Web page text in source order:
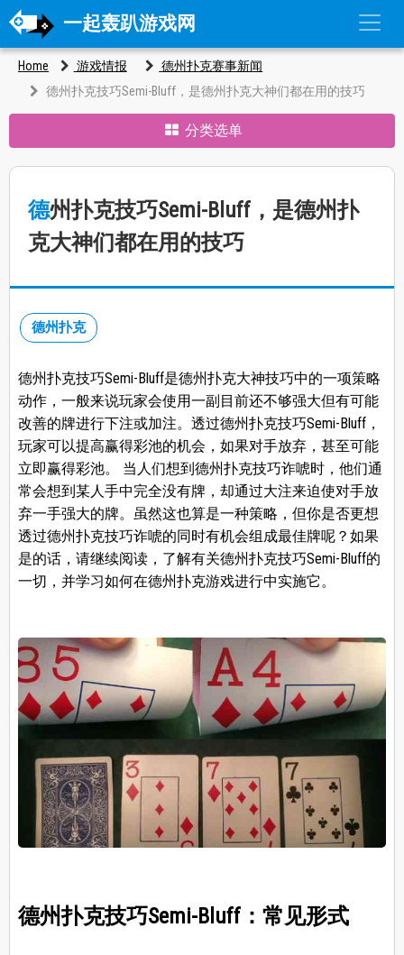
一起轰趴游戏网
Home 游戏情报
德州扑克赛事新闻
德州扑克技巧Semi-Bluff，是德州扑克大神们都在用的技巧
分类选单
德州扑克技巧Semi-Bluff，是德州扑
克大神们都在用的技巧
德州扑克
德州扑克技巧Semi-Bluff是德州扑克大神技巧中的一项策略
动作，一般来说玩家会使用一副目前还不够强大但有可能
改善的牌进行下注或加注。透过德州扑克技巧Semi-Bluff，
玩家可以提高赢得彩池的机会，如果对手放弃，甚至可能
立即赢得彩池。 当人们想到德州扑克技巧诈唬时，他们通
常会想到某人手中完全没有牌，却通过大注来迫使对手放
弃一手强大的牌。虽然这也算是一种策略，但你是否更想
透过德州扑克技巧诈唬的同时有机会组成最佳牌呢？如果
是的话，请继续阅读，了解有关德州扑克技巧Semi-Bluff的
一切，并学习如何在德州扑克游戏进行中实施它。
德州扑克技巧Semi-Bluff：常见形式